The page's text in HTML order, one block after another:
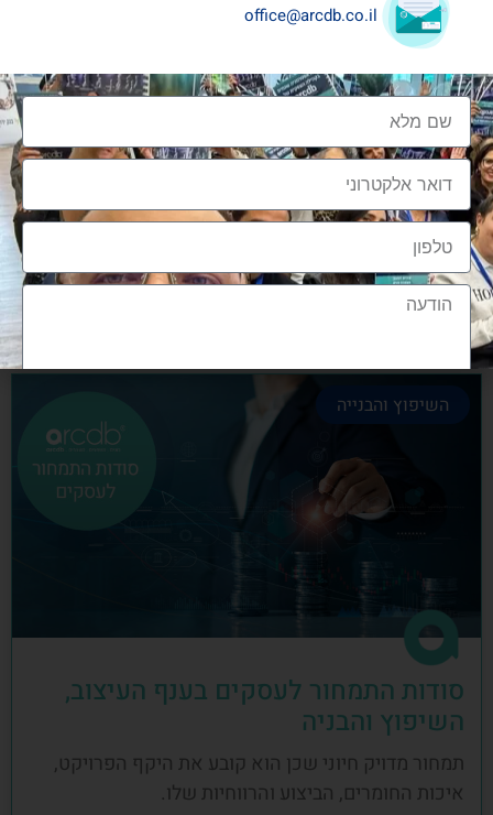
שיתופי פעולה בענף העיצוב והבניה
שיתופי פעולה בענף העיצוב והבניה הם מתכון הכרחי
להצלחה, לנו בארכדיבי יש את הניסיון והיכולת
אלעד גרגיר - מייסד ומנכ"ל arcdb
השיפוץ והבנייה
סודות התמחור לעסקים בענף העיצוב,
השיפוץ והבניה
תמחור מדויק חיוני שכן הוא קובע את היקף הפרויקט,
איכות החומרים, הביצוע והרווחיות שלו.
office@arcdb.co.il
הצטרפות לקהילה